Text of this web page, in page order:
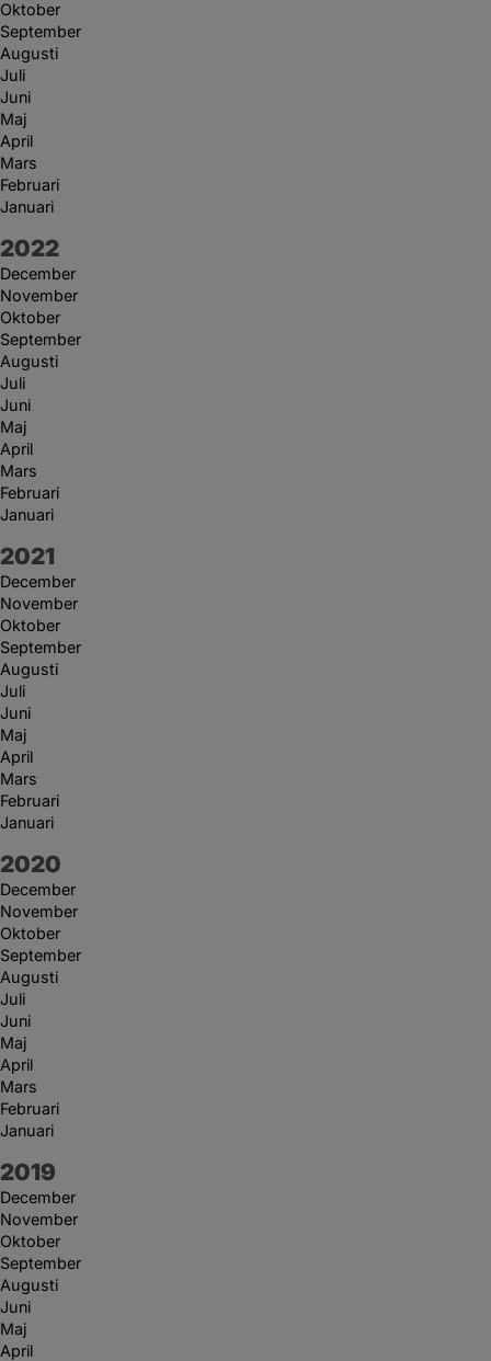
Oktober
September
Augusti
Juli
Juni
Maj
April
Mars
Februari
Januari
År:
2022
December
November
Oktober
September
Augusti
Juli
Juni
Maj
April
Mars
Februari
Januari
År:
2021
December
November
Oktober
September
Augusti
Juli
Juni
Maj
April
Mars
Februari
Januari
År:
2020
December
November
Oktober
September
Augusti
Juli
Juni
Maj
April
Mars
Februari
Januari
År:
2019
December
November
Oktober
September
Augusti
Juni
Maj
April